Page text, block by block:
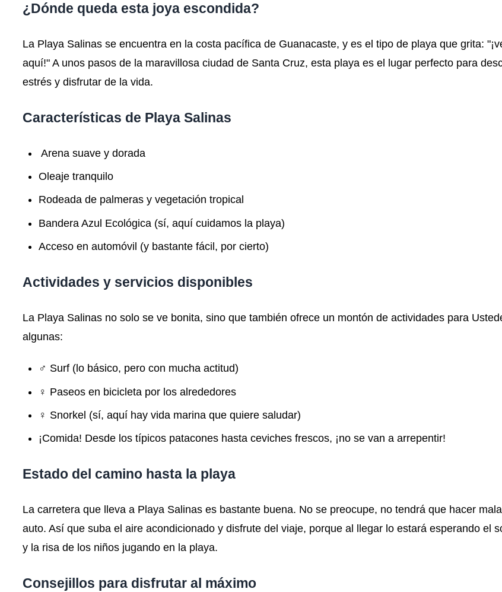
¿Dónde queda esta joya escondida?
La Playa Salinas se encuentra en la costa pacífica de Guanacaste, y es el tipo de playa que grita:
aquí!" A unos pasos de la maravillosa ciudad de Santa Cruz, esta playa es el lugar perfecto para
estrés y disfrutar de la vida.
Características de Playa Salinas
️ Arena suave y dorada
Oleaje tranquilo
Rodeada de palmeras y vegetación tropical
Bandera Azul Ecológica (sí, aquí cuidamos la playa)
Acceso en automóvil (y bastante fácil, por cierto)
Actividades y servicios disponibles
La Playa Salinas no solo se ve bonita, sino que también ofrece un montón de actividades para
algunas:
‍♂️ Surf (lo básico, pero con mucha actitud)
‍♀️ Paseos en bicicleta por los alrededores
‍♀️ Snorkel (sí, aquí hay vida marina que quiere saludar)
¡Comida! Desde los típicos patacones hasta ceviches frescos, ¡no se van a arrepentir!
Estado del camino hasta la playa
La carretera que lleva a Playa Salinas es bastante buena. No se preocupe, no tendrá que hacer
auto. Así que suba el aire acondicionado y disfrute del viaje, porque al llegar lo estará esperando el
y la risa de los niños jugando en la playa.
Consejillos para disfrutar al máximo